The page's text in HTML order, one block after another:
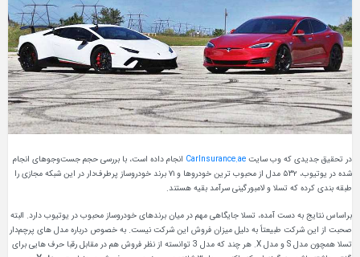
در تحقیق جدیدی که وب سایتCarInsurance.ae انجام داده است، با بررسی حجم جست‌وجوهای انجام
شده در یوتیوب، ۵۳۲ مدل از محبوب ترین خودروها و ۷۱ برند خودروساز پرطرف‌دار در این شبکه مجازی را
طبقه بندی کرده که تسلا و لامبورگینی سرآمد بقیه هستند.
براساس نتایج به دست آمده، تسلا جایگاهی مهم در میان برندهای خودروساز محبوب در یوتیوب دارد. البته
صحبت از این شرکت طبیعتاً به دلیل میزان فروش این شرکت نیست. به خصوص درباره مدل های پرچم‌دار
تسلا همچون مدل S و مدل X. هر چند که مدل 3 توانسته از نظر فروش هم در مقابل رقبا حرف هایی برای